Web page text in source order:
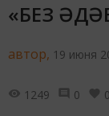
«БЕЗ
автор, 19 июня
1249 0 0